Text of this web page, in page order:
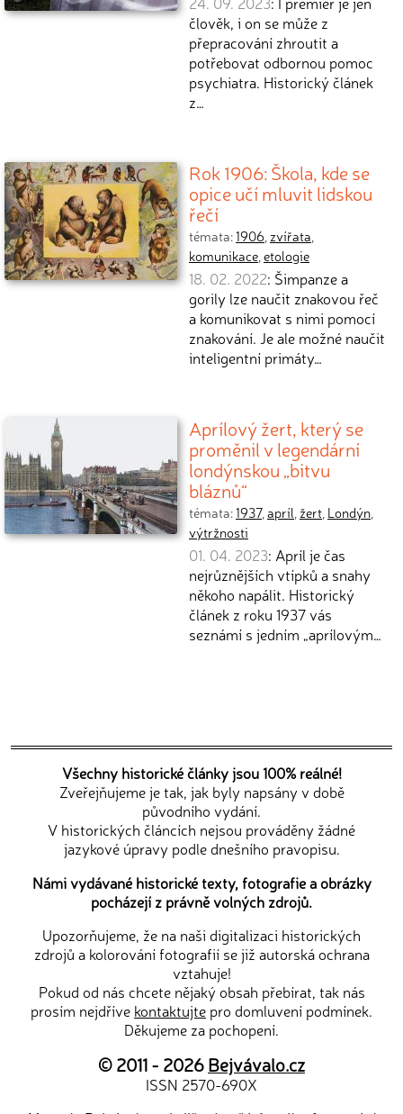
člověk, i on se může z
přepracování zhroutit a
potřebovat odbornou pomoc
psychiatra. Historický článek
z…
Rok 1906: Škola, kde se
opice učí mluvit lidskou
řečí
témata:1906, zvířata,
komunikace,etologie
18. 02. 2022: Šimpanze a
gorily lze naučit znakovou řeč
a komunikovat s nimi pomocí
znakování. Je ale možné naučit
inteligentní primáty…
Aprílový žert, který se
proměnil v legendární
londýnskou „bitvu
bláznů“
témata:1937,apríl, žert, Londýn,
výtržnosti
01. 04. 2023: Apríl je čas
nejrůznějších vtípků a snahy
někoho napálit. Historický
článek z roku 1937 vás
seznámí s jedním „aprílovým…
Všechny historické články jsou 100% reálné!
Zveřejňujeme je tak, jak byly napsány v době
původního vydání.
V historických článcích nejsou prováděny žádné
jazykové úpravy podle dnešního pravopisu.
Námi vydávané historické texty, fotografie a obrázky
pocházejí z právně volných zdrojů.
Upozorňujeme, že na naši digitalizaci historických
zdrojů a kolorování fotografií se již autorská ochrana
vztahuje!
Pokud od nás chcete nějaký obsah přebírat, tak nás
prosím nejdříve kontaktujte pro domluvení podmínek.
Děkujeme za pochopení.
© 2011 - 2026Bejvávalo.cz
ISSN 2570-690X